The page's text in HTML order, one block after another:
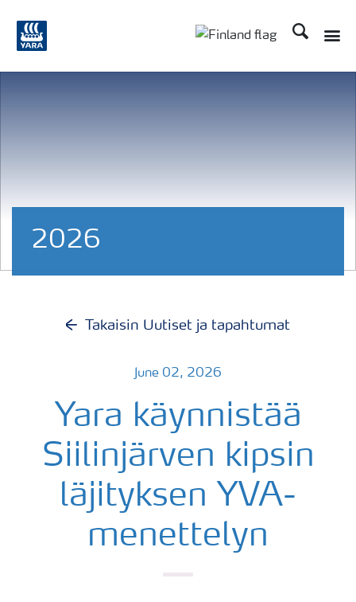
Etsi
2026
Takaisin Uutiset ja tapahtumat
June 02, 2026
Yara käynnistää
Siilinjärven kipsin
läjityksen YVA-
menettelyn